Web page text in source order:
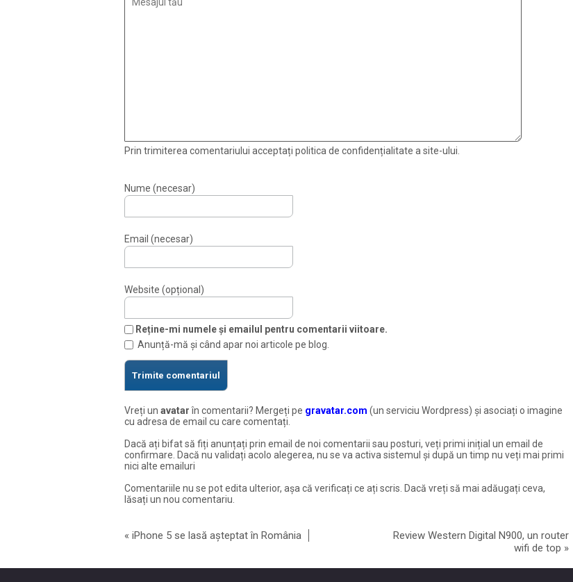
Prin trimiterea comentariului acceptați politica de confidențialitate a site-ului.
Nume (necesar)
Email (necesar)
Website (opțional)
Reține-mi numele și emailul pentru comentarii viitoare.
Anunță-mă și când apar noi articole pe blog.
Vreți un avatarîn comentarii? Mergeți pe gravatar.com (un serviciu Wordpress) și asociați o imagine
cu adresa de email cu care comentați.
Dacă ați bifat să fiți anunțați prin email de noi comentarii sau posturi, veți primi inițial un email de
confirmare. Dacă nu validați acolo alegerea, nu se va activa sistemul și după un timp nu veți mai primi
nici alte emailuri
Comentariile nu se pot edita ulterior, așa că verificați ce ați scris. Dacă vreți să mai adăugați ceva,
lăsați un nou comentariu.
« iPhone 5 se lasă așteptat în România
Review Western Digital N900, un router
wifi de top »